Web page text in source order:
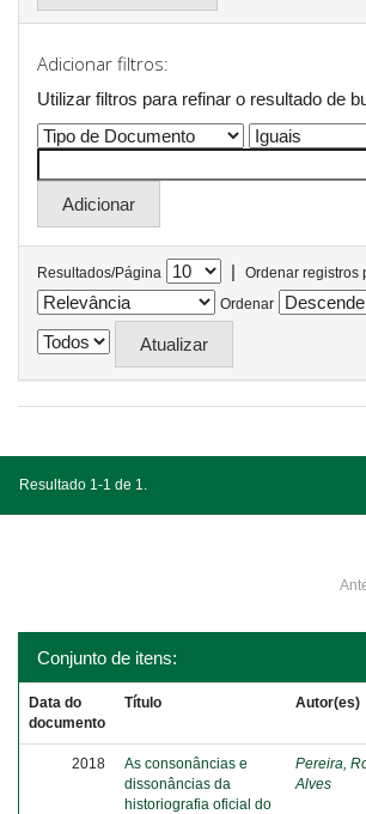
Adicionar filtros:
Utilizar filtros para refinar o resultado de
Resultados/Página |
Ordenar registros
Ordenar
Resultado 1-1 de 1.
Conjunto de itens:
Data do
documento
Título Autor(es)
2018
As consonâncias e
dissonâncias da
historiografia oficial do
Pereira,
Alves